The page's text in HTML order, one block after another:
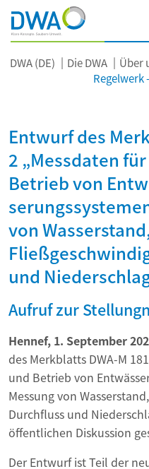
DWA (DE) Die DWA Über
Regelwerk
Entwurf des
2 „Messdaten
Betrieb von
von
und
Aufruf zur
Hennef, 1. September
des Merkblatts DWA-M
und Betrieb von
Messung von
Durchfluss und
öffentlichen Diskussion
Der Entwurf ist Teil der